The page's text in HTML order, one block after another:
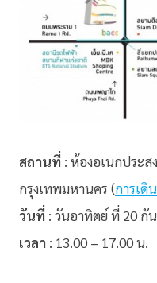
สถานที่ : ห้องอเนกประ
กรุงเทพมหานคร (การเดิ
วันที่ : วันอาทิตย์ ที่ 20 กั
เวลา : 13.00 – 17.00 น.